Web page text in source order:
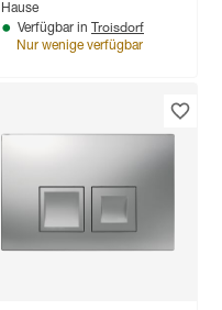
Hause
Verfügbar in Troisdorf
Nur wenige verfügbar